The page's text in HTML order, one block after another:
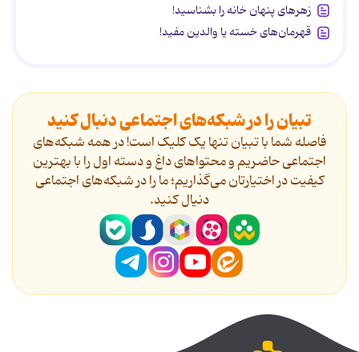
زهرهای پنهان خانه را بشناسید!
قهرمان‌های خسته یا والدین مفید!
تبیان را در شبکه‌های اجتماعی دنبال کنید
فاصله شما با تبیان تنها یک کلیک است! در همه شبکه‌های
اجتماعی حاضریم و محتواهای داغ و دسته اول را با بهترین
کیفیت در اختیارتان می‌گذاریم؛ ما را در شبکه‌های اجتماعی
دنیال کنید.